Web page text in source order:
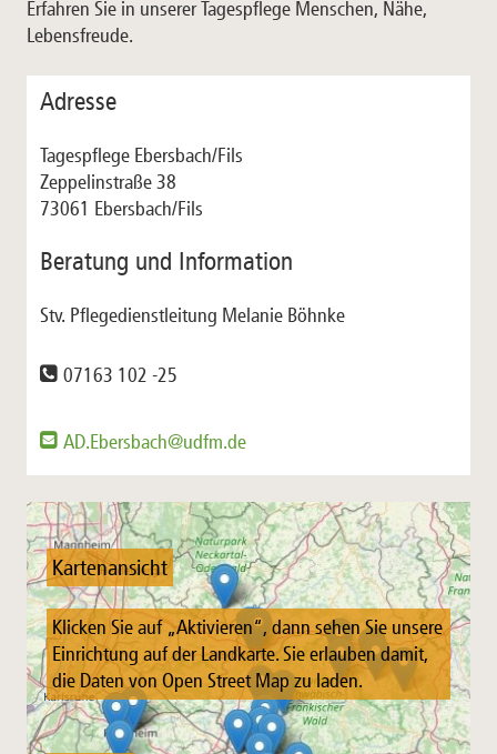
Erfahren Sie in unserer Tagespflege Menschen, Nähe,
Lebensfreude.
Adresse
Tagespflege Ebersbach/Fils
Zeppelinstraße 38
73061 Ebersbach/Fils
Beratung und Information
Stv. Pflegedienstleitung Melanie Böhnke
07163 102 -25
AD.Ebersbach@udfm.de
Kartenansicht
Klicken Sie auf „Aktivieren“, dann sehen Sie unsere
Einrichtung auf der Landkarte. Sie erlauben damit,
die Daten von Open Street Map zu laden.